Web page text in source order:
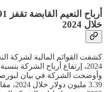
خلال 2024
كشفت القوائم المالية لشركة
وأوضحت الشركة في بيان